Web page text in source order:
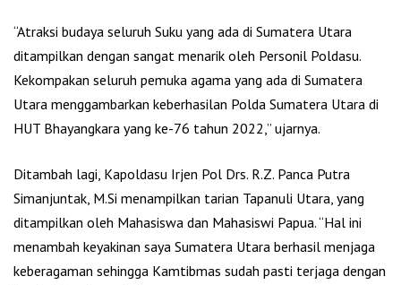
“Atraksi budaya seluruh Suku yang ada di Sumatera Utara
ditampilkan dengan sangat menarik oleh Personil Poldasu.
Kekompakan seluruh pemuka agama yang ada di Sumatera
Utara menggambarkan keberhasilan Polda Sumatera Utara di
HUT Bhayangkara yang ke-76 tahun 2022,” ujarnya.
Ditambah lagi, Kapoldasu Irjen Pol Drs. R.Z. Panca Putra
Simanjuntak, M.Si menampilkan tarian Tapanuli Utara, yang
ditampilkan oleh Mahasiswa dan Mahasiswi Papua. “Hal ini
menambah keyakinan saya Sumatera Utara berhasil menjaga
keberagaman sehingga Kamtibmas sudah pasti terjaga dengan